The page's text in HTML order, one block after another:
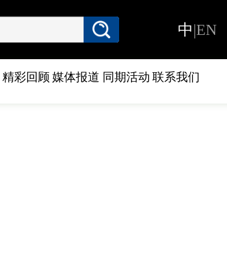
中|EN
精彩回顾 媒体报道 同期活动 联系我们